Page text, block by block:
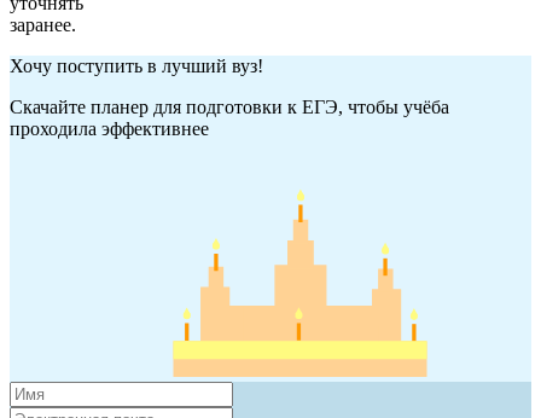
заранее.
Хочу поступить в лучший вуз!
Скачайте планер для подготовки к ЕГЭ, чтобы учёба
проходила эффективнее